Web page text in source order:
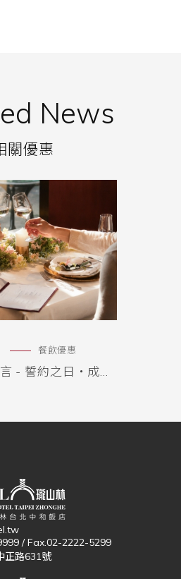
News
關優惠
餐飲優惠
/ Fax.02-2222-5299
正路631號